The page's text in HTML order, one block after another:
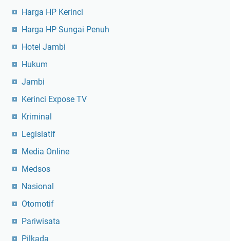
Harga HP Kerinci
Harga HP Sungai Penuh
Hotel Jambi
Hukum
Jambi
Kerinci Expose TV
Kriminal
Legislatif
Media Online
Medsos
Nasional
Otomotif
Pariwisata
Pilkada